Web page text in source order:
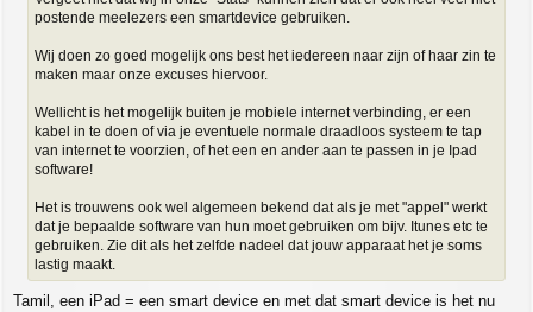
postende meelezers een smartdevice gebruiken.
Wij doen zo goed mogelijk ons best het iedereen naar zijn of haar zin te
maken maar onze excuses hiervoor.
Wellicht is het mogelijk buiten je mobiele internet verbinding, er een
kabel in te doen of via je eventuele normale draadloos systeem te tap
van internet te voorzien, of het een en ander aan te passen in je Ipad
software!
Het is trouwens ook wel algemeen bekend dat als je met "appel" werkt
dat je bepaalde software van hun moet gebruiken om bijv. Itunes etc te
gebruiken. Zie dit als het zelfde nadeel dat jouw apparaat het je soms
lastig maakt.
Tamil, een iPad = een smart device en met dat smart device is het nu